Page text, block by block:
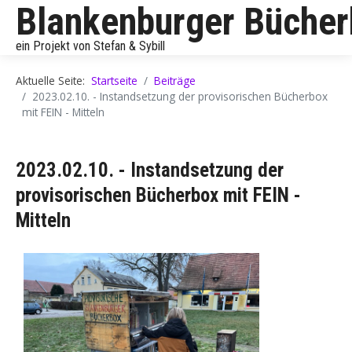
Blankenburger
ein Projekt von Stefan & Sybill
Aktuelle Seite: Startseite
Beiträge
2023.02.10. - Instandsetzung der provisorischen Bücherbox
mit FEIN - Mitteln
2023.02.10. - Instandsetzung der
provisorischen Bücherbox mit FEIN -
Mitteln